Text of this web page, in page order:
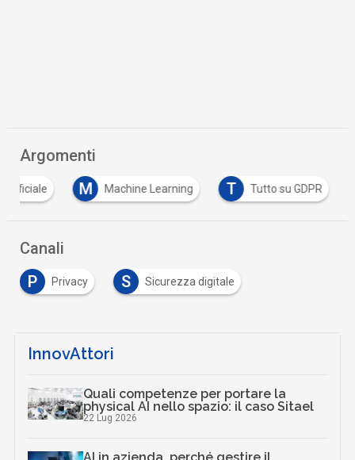
Argomenti
M Machine Learning T Tutto su GDPR
Canali
P
Privacy S Sicurezza digitale
InnovAttori
Quali competenze per portare la
physical AI nello spazio: il caso Sitael
22 Lug 2026